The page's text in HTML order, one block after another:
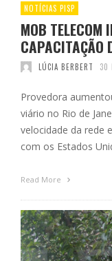
NOTÍCIAS PISP
MOB TELECOM
CAPACITAÇÃO
LÚCIA BERBERT 30
Provedora
viário no Rio de
velocidade da rede
com os Estados
Read More